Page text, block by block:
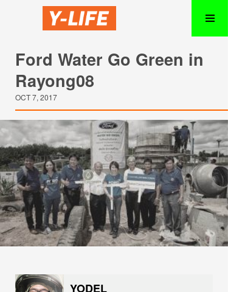
Ford Water Go Green in
Rayong08
OCT 7, 2017
YODEL